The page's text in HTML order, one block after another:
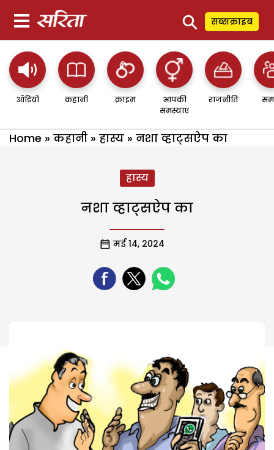
⚲ सब्सक्राइब
ऑडियो कहानी क्राइम
आपकी
समस्याएं
राजनीति
Home » कहानी » हास्य » नशा व्हाट्सऐप का
हास्य
नशा व्हाट्सऐप का
मई 14, 2024